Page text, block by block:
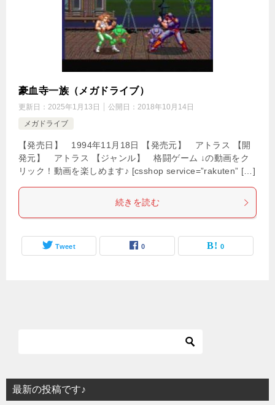
豪血寺一族（メガドライブ）
更新日： 2025年1月13日 公開日： 2018年10月14日
メガドライブ
【発売日】 1994年11月18日 【発売元】 アトラス 【開
発元】 アトラス 【ジャンル】 格闘ゲーム ↓の動画をク
リック！動画を楽しめます♪ [csshop service=”rakuten” […]
続きを読む
Tweet 0 0
最新の投稿です♪